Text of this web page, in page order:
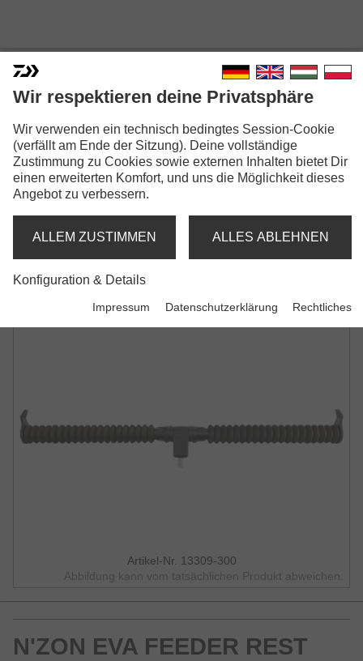
N'ZON EVA FEEDER REST
Modellausführungen: 2
N'Zon Eva Feeder Rest
N'Zon Eva Feeder Rest
Artikel-Nr. 13309-300
Abbildung kann vom tatsächlichen Produkt abweichen.
N'ZON EVA FEEDER REST
Wir respektieren deine Privatsphäre
Wir verwenden ein technisch bedingtes Session-Cookie
(verfällt am Ende der Sitzung). Deine vollständige
Zustimmung zu Cookies sowie externen Inhalten bietet Dir
einen erweiterten Komfort, und uns die Möglichkeit dieses
Angebot zu verbessern.
ALLEM ZUSTIMMEN ALLES ABLEHNEN
Konfiguration & Details
Impressum Datenschutzerklärung Rechtliches